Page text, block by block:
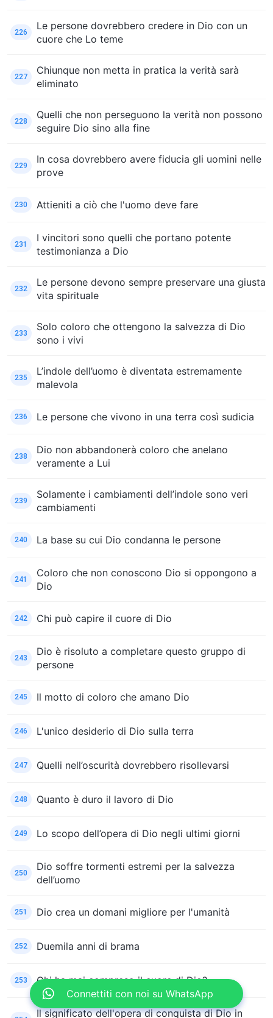
226
Le persone dovrebbero credere in Dio con un
cuore che Lo teme
227
Chiunque non metta in pratica la verità sarà
eliminato
228
Quelli che non perseguono la verità non possono
seguire Dio sino alla fine
229
In cosa dovrebbero avere fiducia gli uomini nelle
prove
230 Attieniti a ciò che l'uomo deve fare
231
I vincitori sono quelli che portano potente
testimonianza a Dio
232
Le persone devono sempre preservare una giusta
vita spirituale
233
Solo coloro che ottengono la salvezza di Dio
sono i vivi
235
L’indole dell’uomo è diventata estremamente
malevola
236 Le persone che vivono in una terra così sudicia
238
Dio non abbandonerà coloro che anelano
veramente a Lui
239
Solamente i cambiamenti dell’indole sono veri
cambiamenti
240 La base su cui Dio condanna le persone
241
Coloro che non conoscono Dio si oppongono a
Dio
242 Chi può capire il cuore di Dio
243
Dio è risoluto a completare questo gruppo di
persone
245 Il motto di coloro che amano Dio
246 L'unico desiderio di Dio sulla terra
247 Quelli nell’oscurità dovrebbero risollevarsi
248 Quanto è duro il lavoro di Dio
249 Lo scopo dell’opera di Dio negli ultimi giorni
250
Dio soffre tormenti estremi per la salvezza
dell’uomo
251 Dio crea un domani migliore per l'umanità
252 Duemila anni di brama
253 Chi ha mai compreso il cuore di Dio?
Il significato dell'opera di conquista di Dio in
Connettiti con noi su WhatsApp